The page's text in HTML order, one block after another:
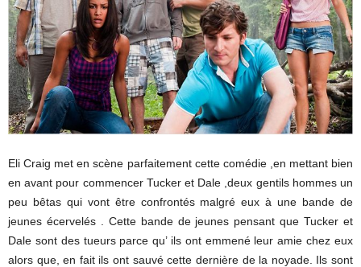
Eli Craig met en scène parfaitement cette comédie ,en mettant bien
en avant pour commencer Tucker et Dale ,deux gentils hommes un
peu bêtas qui vont être confrontés malgré eux à une bande de
jeunes écervelés . Cette bande de jeunes pensant que Tucker et
Dale sont des tueurs parce qu’ ils ont emmené leur amie chez eux
alors que, en fait ils ont sauvé cette dernière de la noyade. Ils sont